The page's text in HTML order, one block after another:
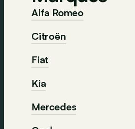
Alfa Romeo
Citroën
Fiat
Kia
Mercedes